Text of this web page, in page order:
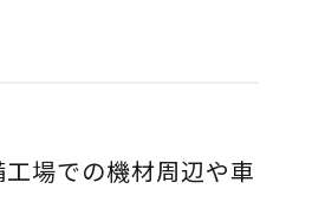
工場での機材周辺や車